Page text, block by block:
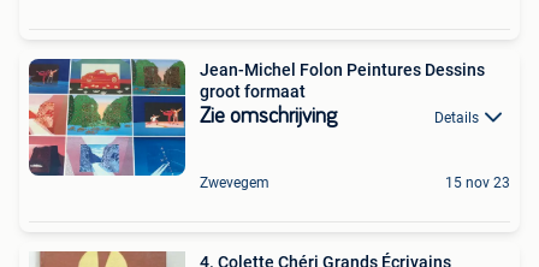
Jean-Michel Folon Peintures Dessins
groot formaat
Zie omschrijving Details
Zwevegem 15 nov 23
4. Colette Chéri Grands Écrivains